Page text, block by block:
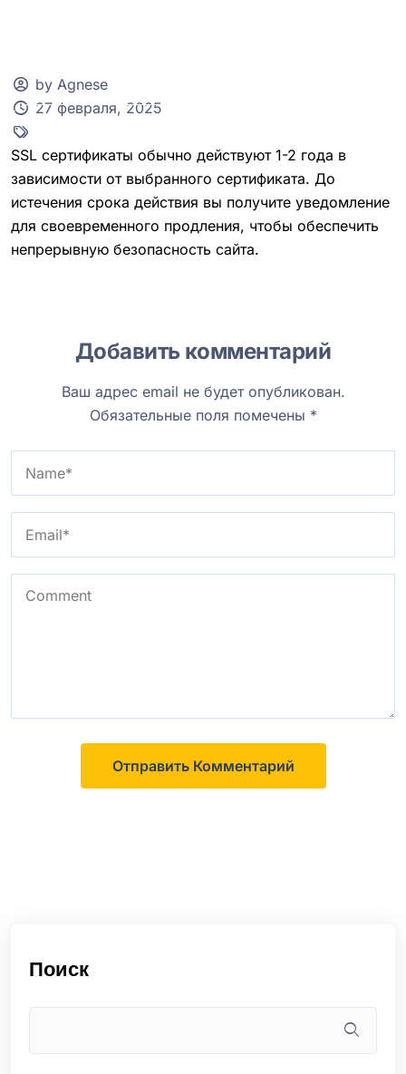
by Agnese
27 февраля, 2025
SSL сертификаты обычно действуют 1-2 года в
зависимости от выбранного сертификата. До
истечения срока действия вы получите уведомление
для своевременного продления, чтобы обеспечить
непрерывную безопасность сайта.
Добавить комментарий
Ваш адрес email не будет опубликован.
Обязательные поля помечены *
Поиск